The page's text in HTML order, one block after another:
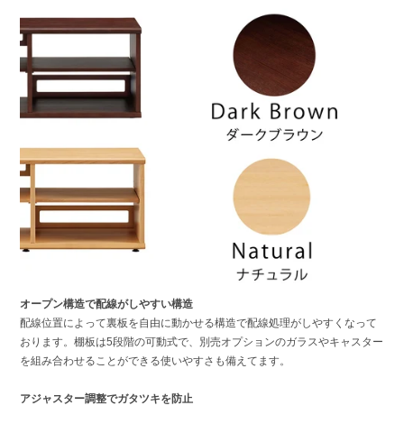
オープン構造で配線がしやすい構造
配線位置によって裏板を自由に動かせる構造で配線処理がしやすくなって
おります。棚板は5段階の可動式で、別売オプションのガラスやキャスター
を組み合わせることができる使いやすさも備えてます。
アジャスター調整でガタツキを防止